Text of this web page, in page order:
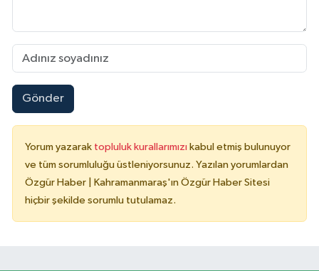
Gönder
Yorum yazarak topluluk kurallarımızı kabul etmiş bulunuyor
ve tüm sorumluluğu üstleniyorsunuz. Yazılan yorumlardan
Özgür Haber | Kahramanmaraş'ın Özgür Haber Sitesi
hiçbir şekilde sorumlu tutulamaz.